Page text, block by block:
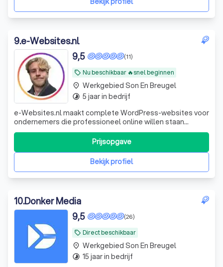
9.e-Websites.nl
local_offer Nu beschikbaar 🔥snel beginnen
(11)
9,5
e-Websites.nl maakt complete WordPress-websites voor
ondernemers die professioneel online willen staan
zonder technisch gedoe. Veel ondernemers weten dat ze
een goede website nodig hebben, maar lopen vast op
keuzes zoals hosting, domeinnaam, e-mail, WordPress,
onderhoud, beveiliging en teksten. Wij
Bekijk profiel
Prijsopgave
place Werkgebied Son En Breugel
timelapse 5 jaar in bedrijf
10.Donker Media
local_offer Direct beschikbaar
(26)
9,5
place Werkgebied Son En Breugel
timelapse 15 jaar in bedrijf